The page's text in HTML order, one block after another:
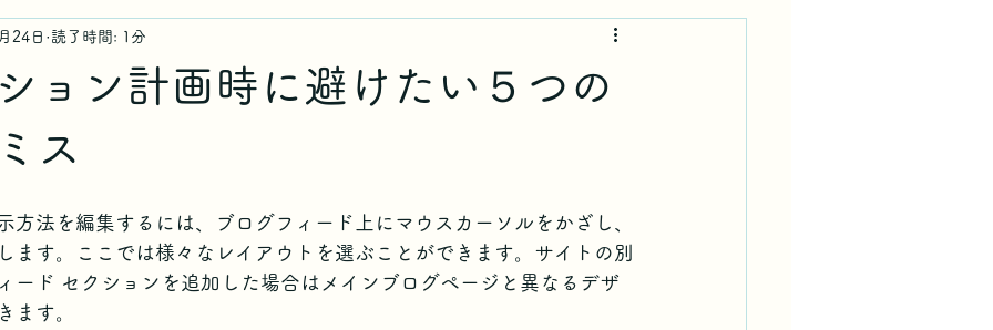
ョン計画時に避けたい５つの
ス
24日 読了時間: 1分
方法を編集するには、ブログフィード上にマウスカーソルをかざし、
ます。ここでは様々なレイアウトを選ぶことができます。サイトの別
ード セクションを追加した場合はメインブログページと異なるデザ
ます。